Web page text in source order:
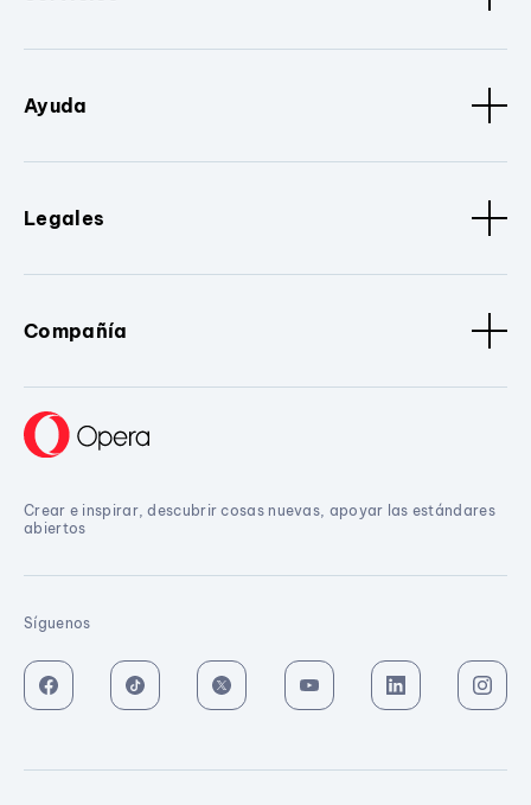
Ayuda
Legales
Compañía
Crear e inspirar, descubrir cosas nuevas, apoyar las estándares
abiertos
Síguenos